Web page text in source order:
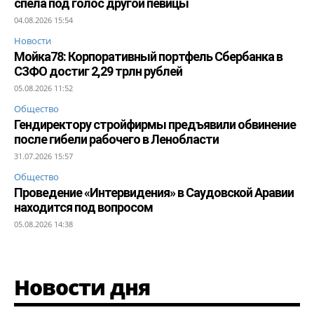
04.08.2026 15:54
Новости
Мойка78: Корпоративный портфель Сбербанка в
СЗФО достиг 2,29 трлн рублей
05.08.2026 11:52
Общество
Гендиректору стройфирмы предъявили обвинение
после гибели рабочего в Ленобласти
31.07.2026 15:57
Общество
Проведение «Интервидения» в Саудовской Аравии
находится под вопросом
05.08.2026 14:38
Новости дня